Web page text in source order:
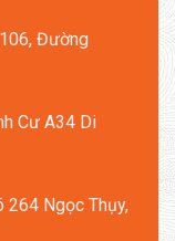
Đường
Cư A34 Di
264 Ngọc Thụy,